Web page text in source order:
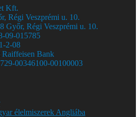
Kft.
Régi Veszprémi u. 10.
Győr, Régi Veszprémi u. 10.
09-015785
2-08
Raiffeisen Bank
00346100-00100003
élelmiszerek Angliába